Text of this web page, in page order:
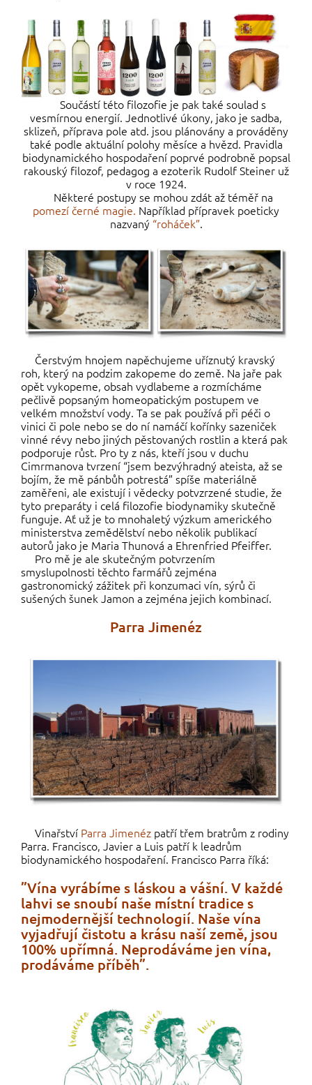
Součástí této filozofie je pak také soulad s
vesmírnou energií. Jednotlivé úkony, jako je sadba,
sklizeň, příprava pole atd. jsou plánovány a prováděny
také podle aktuální polohy měsíce a hvězd. Pravidla
biodynamického hospodaření poprvé podrobně popsal
rakouský filozof, pedagog a ezoterik Rudolf Steiner už
v roce 1924.
Některé postupy se mohou zdát až téměř na
pomezí černé magie. Například přípravek poeticky
nazvaný “roháček”.
Čerstvým hnojem napěchujeme uříznutý kravský
roh, který na podzim zakopeme do země. Na jaře pak
opět vykopeme, obsah vydlabeme a rozmícháme
pečlivě popsaným homeopatickým postupem ve
velkém množství vody. Ta se pak používá při péči o
vinici či pole nebo se do ní namáčí kořínky sazeniček
vinné révy nebo jiných pěstovaných rostlin a která pak
podporuje růst. Pro ty z nás, kteří jsou v duchu
Cimrmanova tvrzení “jsem bezvýhradný ateista, až se
bojím, že mě pánbůh potrestá” spíše materiálně
zaměřeni, ale existují i vědecky potvzrzené studie, že
tyto preparáty i celá filozofie biodynamiky skutečně
funguje. Ať už je to mnohaletý výzkum amerického
ministerstva zemědělství nebo několik publikací
autorů jako je Maria Thunová a Ehrenfried Pfeiffer.
Pro mě je ale skutečným potvrzením
smyslupolnosti těchto farmářů zejména
gastronomický zážitek při konzumaci vín, sýrů či
sušených šunek Jamon a zejména jejich kombinací.
Parra Jimenéz
Vinařství Parra Jimenéz patří třem bratrům z rodiny
Parra. Francisco, Javier a Luis patří k leadrům
biodynamického hospodaření. Francisco Parra říká:
”Vína vyrábíme s láskou a vášní. V každé
lahvi se snoubí naše místní tradice s
nejmodernější technologií. Naše vína
vyjadřují čistotu a krásu naší země, jsou
100% upřímná. Neprodáváme jen vína,
prodáváme příběh”.